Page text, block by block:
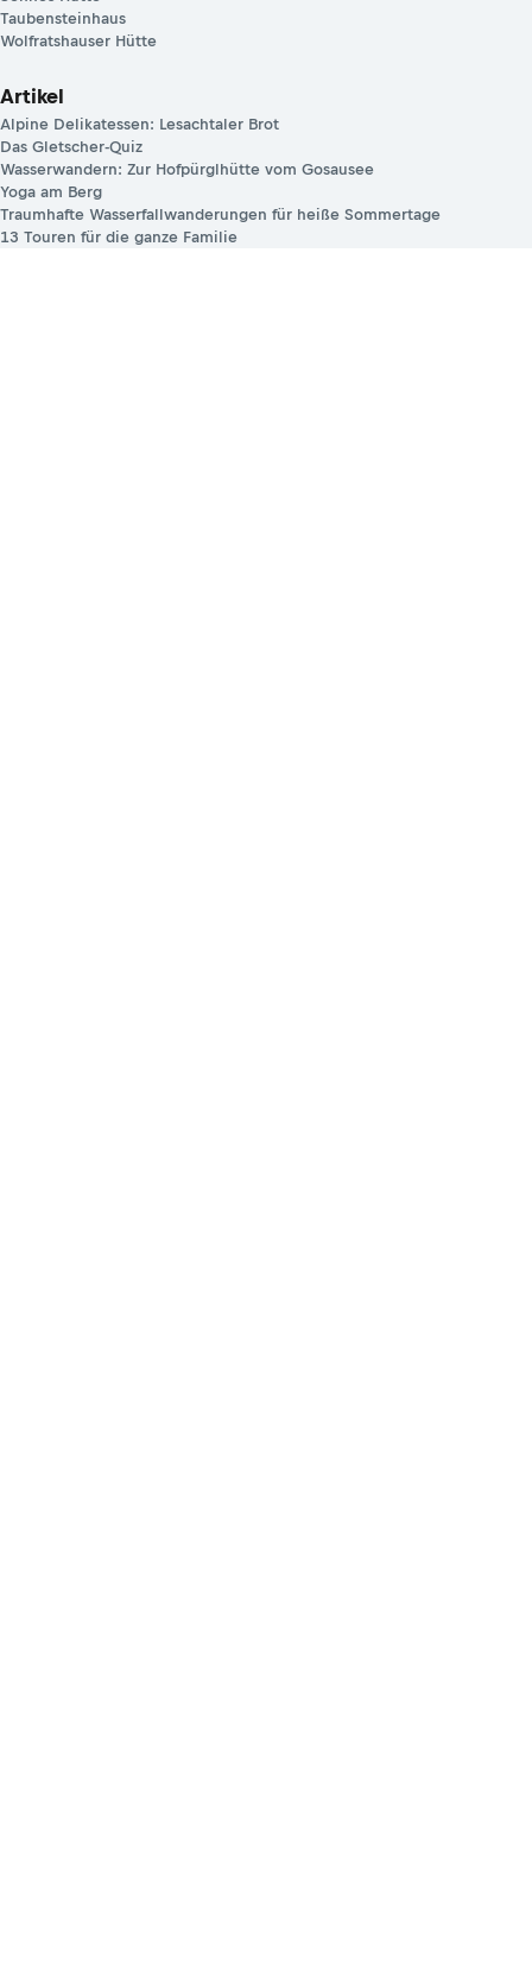
Taubensteinhaus
Wolfratshauser Hütte
Artikel
Alpine Delikatessen: Lesachtaler Brot
Das Gletscher-Quiz
Wasserwandern: Zur Hofpürglhütte vom Gosausee
Yoga am Berg
Traumhafte Wasserfallwanderungen für heiße Sommertage
13 Touren für die ganze Familie